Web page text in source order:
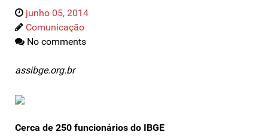
junho 05, 2014
Comunicação
No comments
assibge.org.br
Cerca de 250 funcionários do IBGE